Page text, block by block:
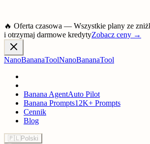
🔥 Oferta czasowa — Wszystkie plany ze
i otrzymaj darmowe kredytyZobacz ceny →
NanoBananaToolNanoBananaTool
Banana AgentAuto Pilot
Banana Prompts12K+ Prompts
Cennik
Blog
🇵🇱Polski